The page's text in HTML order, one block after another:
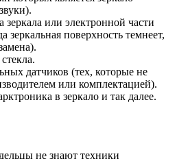
или электронной части
зеркальная поверхность темнеет,
датчиков (тех, которые не
или комплектацией).
в зеркало и так далее.
не знают техники